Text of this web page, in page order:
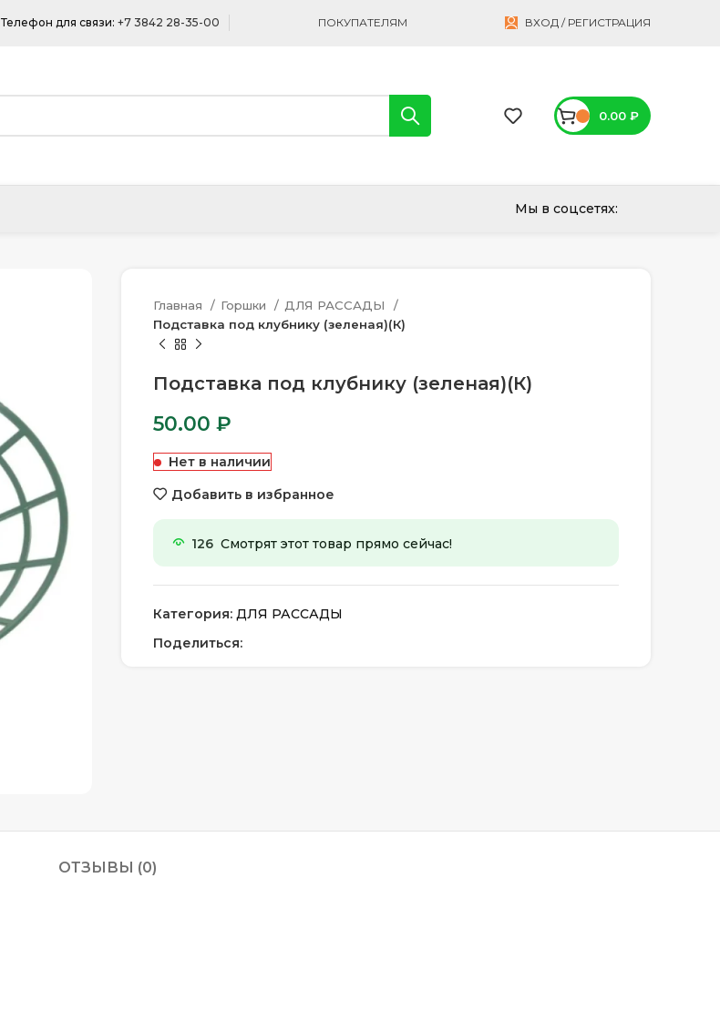
Телефон для связи: +7 3842 28-35-00 ПОКУПАТЕЛЯМ ВХОД / РЕГИСТРАЦИЯ
0.00 ₽
Мы в соцсетях:
Главная Горшки
ДЛЯ РАССАДЫ
Подставка под клубнику (зеленая)(К)
Подставка под клубнику (зеленая)(К)
50.00 ₽
Нет в наличии
Добавить в избранное
126 Смотрят этот товар прямо сейчас!
Категория: ДЛЯ РАССАДЫ
Поделиться:
ОТЗЫВЫ (0)